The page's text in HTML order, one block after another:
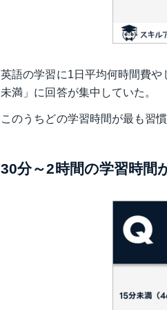
英語の学習に1日平均何時間費
未満」に回答が集中していた。
このうちどの学習時間が最も習
30分～2時間の学習時間